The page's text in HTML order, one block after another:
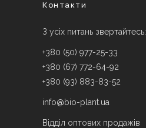
Контакти
З усіх питань звертайтесь:
+380 (50) 977-25-33
+380 (67) 772-64-92
+380 (93) 883-83-52
info@bio-plant.ua
Відділ оптових продажів